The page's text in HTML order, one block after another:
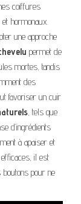
coiffures
hormonaux.
une approche
permet de
mortes, tandis
des
favoriser un cuir
, tels que
d’ingrédients
à apaiser et
il est
pour ne